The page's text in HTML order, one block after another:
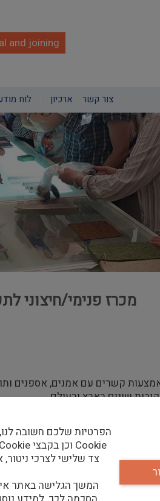
and joining
לוח ארכיון צור קשר
מכרז פנימי/חיצוני
קשרים עם אמנים, אספנים
שונים בארץ ובעולם
חוקרים, תורמים, רישום,
הרצאות וכד' בתחום האמנות והתרבות
הפרטיות שלכם חשובה
צד שלישי לצרכי
המשך הגלישה באתר